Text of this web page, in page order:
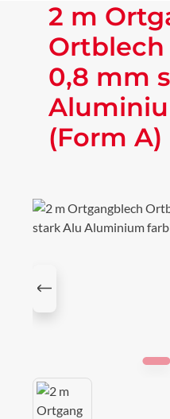
2 m
Ortblech
0,8 mm
(Form A)
Bildergalerie